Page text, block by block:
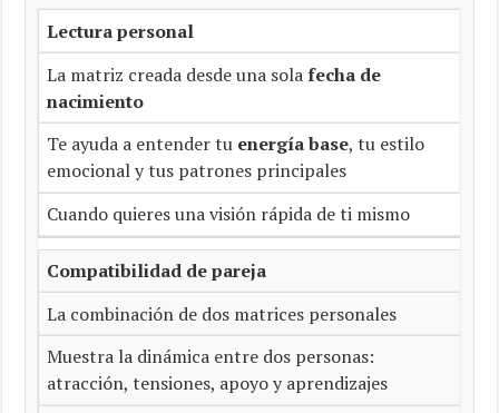
Lectura personal
La matriz creada desde una solafecha de
nacimiento
Te ayuda a entender tu energía base, tu estilo
emocional y tus patrones principales
Cuando quieres una visión rápida de ti mismo
Compatibilidad de pareja
La combinación de dos matrices personales
Muestra la dinámica entre dos personas:
atracción, tensiones, apoyo y aprendizajes